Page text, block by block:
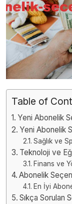
Table of
Yeni Abonelik
Yeni Abonelik
Sağlık ve
Teknoloji ve
Finans ve
Abonelik
En İyi
Sıkça Sorulan